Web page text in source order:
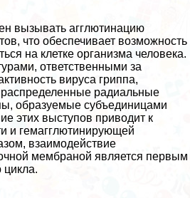
вызывать агглютинацию
что обеспечивает возможность
на клетке организма человека.
ответственными за
вируса гриппа,
радиальные
образуемые субъединицами
этих выступов приводит к
и гемагглютинирующей
взаимодействие
мембраной является первым
цикла.